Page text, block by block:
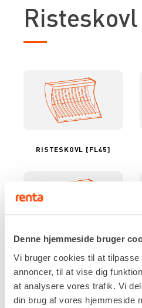
Denne hjemmeside bruger
Vi bruger cookies til at tilpasse
annoncer, til at vise dig
at analysere vores trafik. Vi
din brug af vores hjemmeside
Risteskovl
RISTESKOVL [FL45]
Risteskovle til